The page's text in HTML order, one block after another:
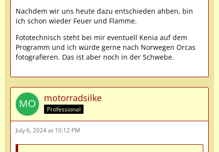
Nachdem wir uns heute dazu entschieden ahben, bin
ich schon wieder Feuer und Flamme.
Fototechnisch steht bei mir eventuell Kenia auf dem
Programm und ich würde gerne nach Norwegen Orcas
fotografieren. Das ist aber noch in der Schwebe.
motorradsilke
Professional
July 6, 2024 at 10:12 PM